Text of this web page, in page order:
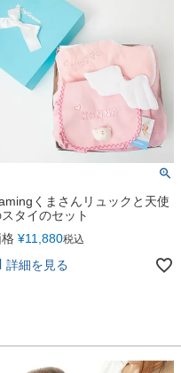
くまさんリュックと天使
タイのセット
¥11,880税込
詳細を見る